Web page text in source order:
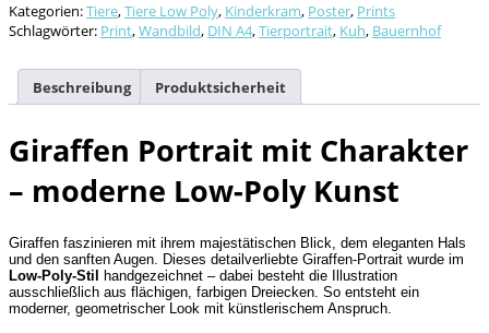
Kategorien:Tiere,Tiere Low Poly, Kinderkram, Poster, Prints
Schlagwörter: Print,Wandbild, DIN A4,Tierportrait, Kuh, Bauernhof
Beschreibung Produktsicherheit
Giraffen Portrait mit Charakter
– moderne Low-Poly Kunst
Giraffen faszinieren mit ihrem majestätischen Blick, dem eleganten Hals
und den sanften Augen. Dieses detailverliebte Giraffen-Portrait wurde im
Low-Poly-Stil
handgezeichnet – dabei besteht die Illustration
ausschließlich aus flächigen, farbigen Dreiecken. So entsteht ein
moderner, geometrischer Look mit künstlerischem Anspruch.